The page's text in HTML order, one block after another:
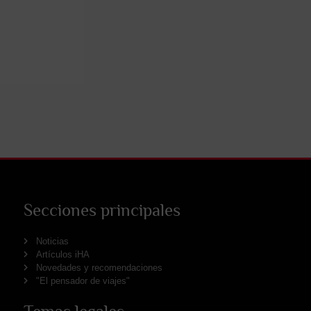
Secciones principales
Noticias
Artículos iHA
Novedades y recomendaciones
"El pensador de viajes"